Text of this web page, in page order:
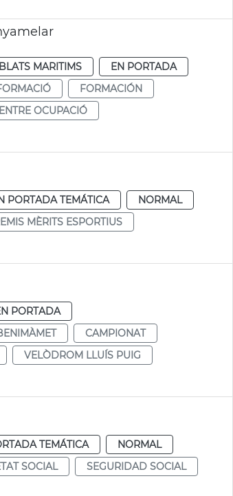
MARITIMS
EN PORTADA
FORMACIÓN
OCUPACIÓ
PORTADA TEMÁTICA
NORMAL
MÈRITS ESPORTIUS
PORTADA
CAMPIONAT
VELÒDROM LLUÍS PUIG
TEMÁTICA
NORMAL
SOCIAL
SEGURIDAD SOCIAL